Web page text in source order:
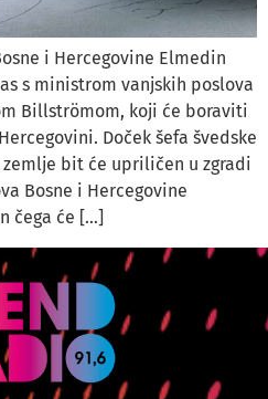
i Hercegovine Elmedin
s ministrom vanjskih poslova
Billströmom, koji će boraviti
Doček šefa švedske
bit će upriličen u zgradi
Bosne i Hercegovine
čega će […]